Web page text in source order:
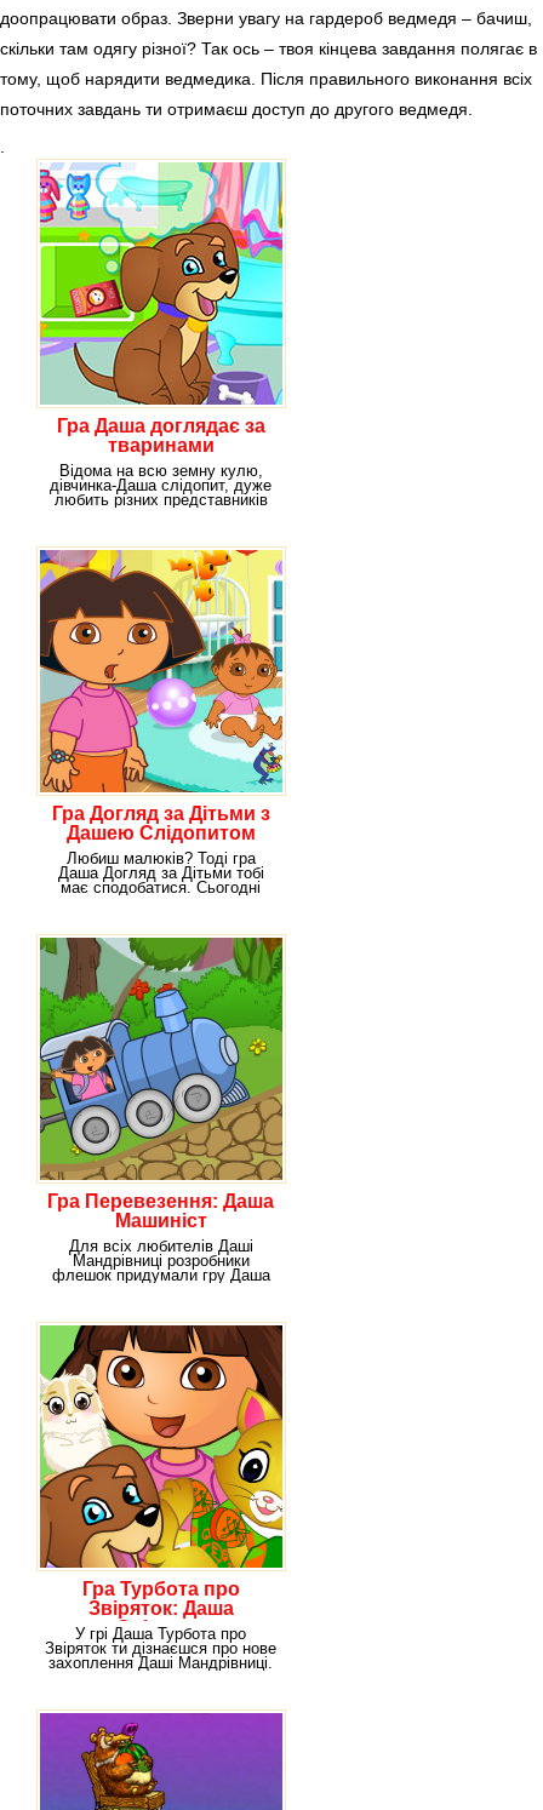
доопрацювати образ. Зверни увагу на гардероб ведмедя – бачиш,
скільки там одягу різної? Так ось – твоя кінцева завдання полягає в
тому, щоб нарядити ведмедика. Після правильного виконання всіх
поточних завдань ти отримаєш доступ до другого ведмедя.
Гра Даша доглядає за
тваринами
Відома на всю земну кулю,
дівчинка-Даша слідопит, дуже
любить різних представників
Гра Догляд за Дітьми з
Дашею Слідопитом
Любиш малюків? Тоді гра
Даша Догляд за Дітьми тобі
має сподобатися. Сьогодні
Гра Перевезення: Даша
Машиніст
Для всіх любителів Даші
Мандрівниці розробники
флешок придумали гру Даша
Гра Турбота про
Звіряток: Даша
Слідопит
У грі Даша Турбота про
Звіряток ти дізнаєшся про нове
захоплення Даші Мандрівниці.